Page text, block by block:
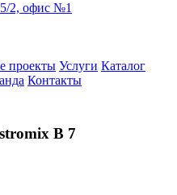
2, офис №1
проекты Услуги Каталог
Контакты
B 7